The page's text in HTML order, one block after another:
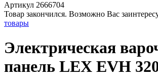
Артикул 2666704
Товар закончился. Возможно Вас
товары
Электрическая
панель LEX EVH